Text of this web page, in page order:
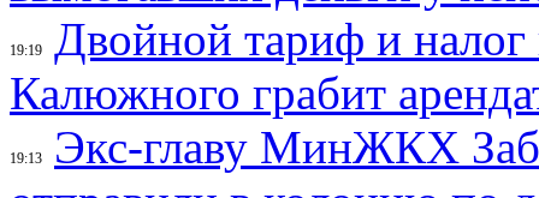
19:19
Двойной тариф и
Калюжного грабит
19:13
Экс-главу МинЖКХ